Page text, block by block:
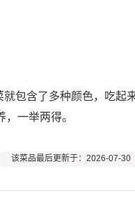
就包含了多种颜色，吃起
一举两得。
该菜品最后更新于：2026-07-30